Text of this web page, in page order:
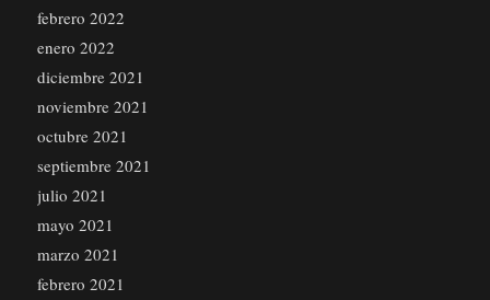
febrero 2022
enero 2022
diciembre 2021
noviembre 2021
octubre 2021
septiembre 2021
julio 2021
mayo 2021
marzo 2021
febrero 2021